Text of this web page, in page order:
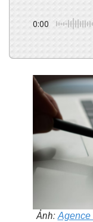
0:00
Ảnh:Agence